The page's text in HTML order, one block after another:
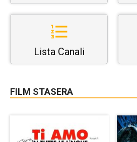
Lista Canali
FILM STASERA